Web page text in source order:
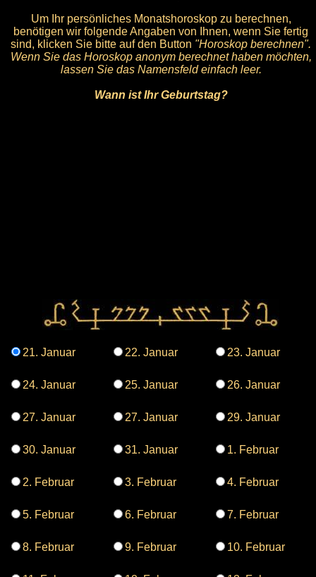
Um Ihr persönliches Monatshoroskop zu berechnen,
benötigen wir folgende Angaben von Ihnen, wenn Sie fertig
sind, klicken Sie bitte auf den Button "Horoskop berechnen".
Wenn Sie das Horoskop anonym berechnet haben möchten,
lassen Sie das Namensfeld einfach leer.
Wann ist Ihr Geburtstag?
21. Januar 22. Januar 23. Januar
24. Januar 25. Januar 26. Januar
27. Januar 27. Januar 29. Januar
30. Januar 31. Januar 1. Februar
2. Februar 3. Februar 4. Februar
5. Februar 6. Februar 7. Februar
8. Februar 9. Februar 10. Februar